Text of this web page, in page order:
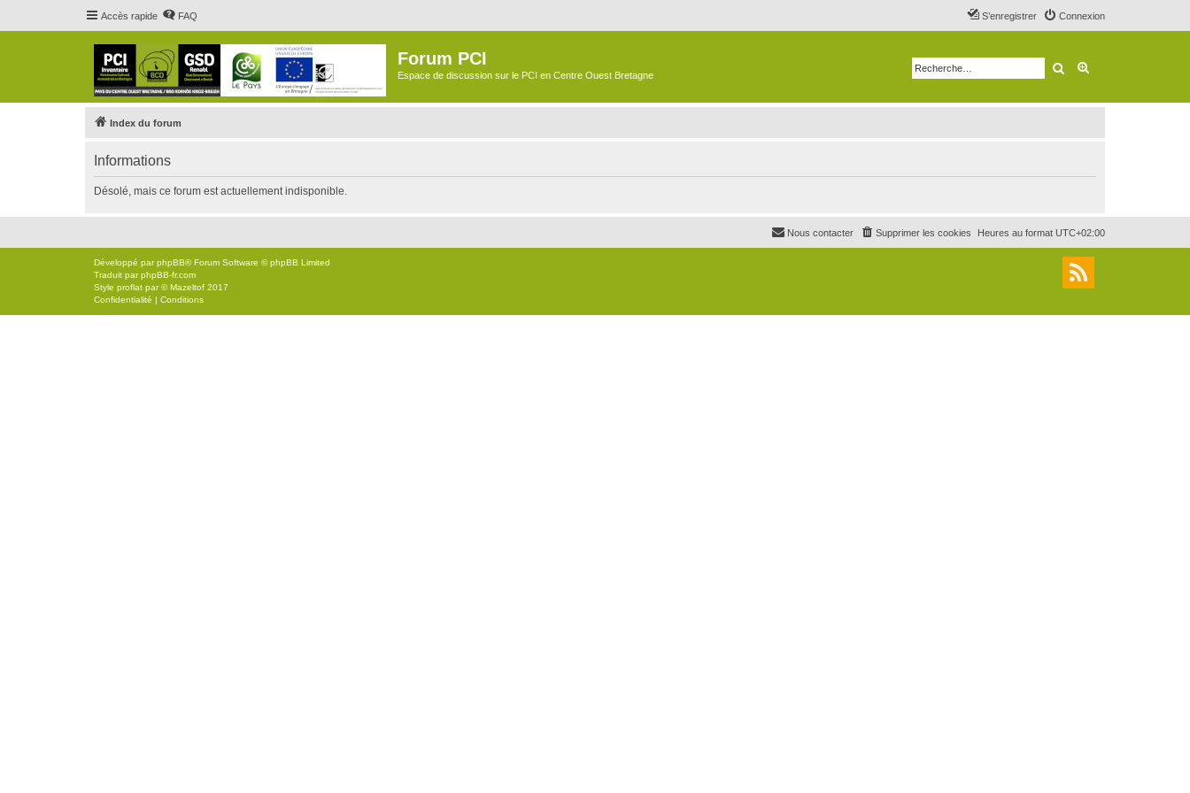
Accès rapide FAQ Connexion
S’enregistrer
Forum PCI
Espace de discussion sur le PCI en Centre Ouest Bretagne Rechercher
Index du forum
Informations
Désolé, mais ce forum est actuellement indisponible.
Heures au format UTC+02:00
Supprimer les cookies
Nous contacter
Développé parphpBB® Forum Software © phpBB Limited
Traduit parphpBB-fr.com
Style proflat par ©Mazeltof 2017
Confidentialité | Conditions